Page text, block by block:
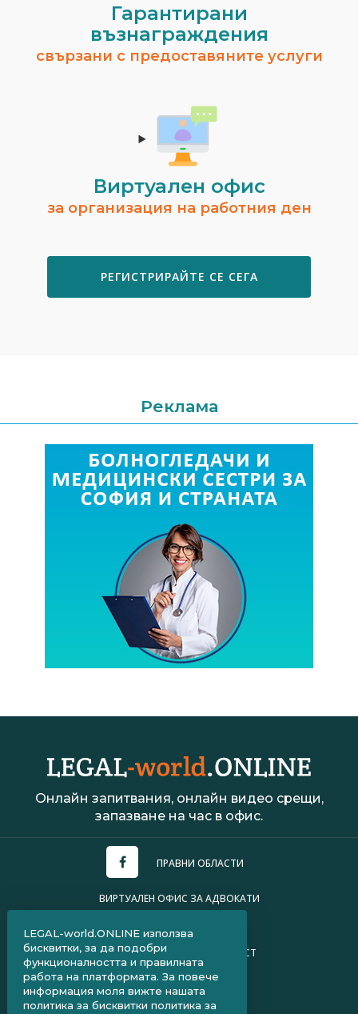
Гарантирани
възнаграждения
свързани с предоставяните услуги
Виртуален офис
за организация на работния ден
РЕГИСТРИРАЙТЕ СЕ СЕГА
Реклама
Онлайн запитвания, онлайн видео срещи,
запазване на час в офис.
ПРАВНИ ОБЛАСТИ
ВИРТУАЛЕН ОФИС ЗА АДВОКАТИ
ПОЛИТИКА ЗА ПОВЕРИТЕЛНОСТ
ЧЗВ ЗА КЛИЕНТИ
ЧЗВ ЗА АДВОКАТИ
LEGAL-world.ONLINE използва
бисквитки, за да подобри
функционалността и правилната
работа на платформата. За повече
информация моля вижте нашата
политика за бисквитки политика за